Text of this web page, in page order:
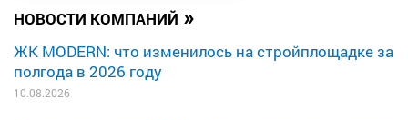
НОВОСТИ КОМПАНИЙ »
ЖК MODERN: что изменилось на стройплощадке за
полгода в 2026 году
10.08.2026